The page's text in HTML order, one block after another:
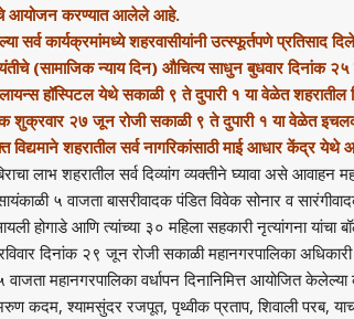
आयोजन करण्यात आलेले आहे.
सर्व कार्यक्रमांमध्ये शहरवासीयांनी उत्स्फूर्तपणे
(सामाजिक न्याय दिन) औचित्य साधुन बुधवार दिनांक
हॉस्पिटल येथे सकाळी ९ ते दुपारी १ या वेळेत
शुक्रवार २७ जून रोजी सकाळी ९ ते दुपारी १ या वेळेत
विद्यमाने शहरातील सर्व नागरिकांसाठी माई आधार केंद्र
लाभ शहरातील सर्व दिव्यांग व्यक्तीने घ्यावा असे
५ वाजता बासरीवादक पंडित विवेक सोनार व
होगाडे आणि त्यांच्या ३० महिला सहकारी नृत्यांगना
दिनांक २९ जून रोजी सकाळी महानगरपालिका
वाजता महानगरपालिका वर्धापन दिनानिमित्त आयोजित
कदम, श्यामसुंदर रजपूत, पृथ्वीक प्रताप, शिवाली परब,